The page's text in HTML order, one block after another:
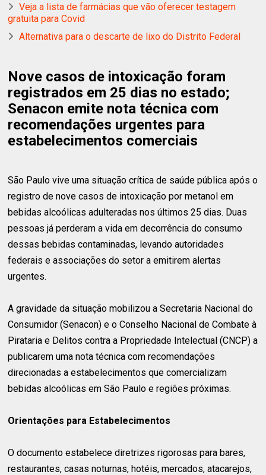
Veja a lista de farmácias que vão oferecer testagem
gratuita para Covid
Alternativa para o descarte de lixo do Distrito Federal
Nove casos de intoxicação foram
registrados em 25 dias no estado;
Senacon emite nota técnica com
recomendações urgentes para
estabelecimentos comerciais
São Paulo vive uma situação crítica de saúde pública após o
registro de nove casos de intoxicação por metanol em
bebidas alcoólicas adulteradas nos últimos 25 dias. Duas
pessoas já perderam a vida em decorrência do consumo
dessas bebidas contaminadas, levando autoridades
federais e associações do setor a emitirem alertas
urgentes.
A gravidade da situação mobilizou a Secretaria Nacional do
Consumidor (Senacon) e o Conselho Nacional de Combate à
Pirataria e Delitos contra a Propriedade Intelectual (CNCP) a
publicarem uma nota técnica com recomendações
direcionadas a estabelecimentos que comercializam
bebidas alcoólicas em São Paulo e regiões próximas.
Orientações para Estabelecimentos
O documento estabelece diretrizes rigorosas para bares,
restaurantes, casas noturnas, hotéis, mercados, atacarejos,